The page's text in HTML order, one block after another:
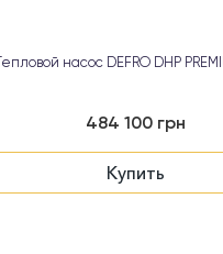
Тепловой насос DEFRO DHP
484 100 грн
Купить